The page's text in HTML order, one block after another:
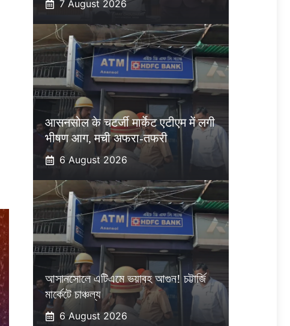
7 August 2026
आसनसोल के चटर्जी मार्केट एटीएम में लगी
भीषण आग, मची अफरा-तफरी
6 August 2026
আসানসোলে এটিএমে ভয়াবহ আগুন! চট্টার্জি
মার্কেটে চাঞ্চল্য
6 August 2026